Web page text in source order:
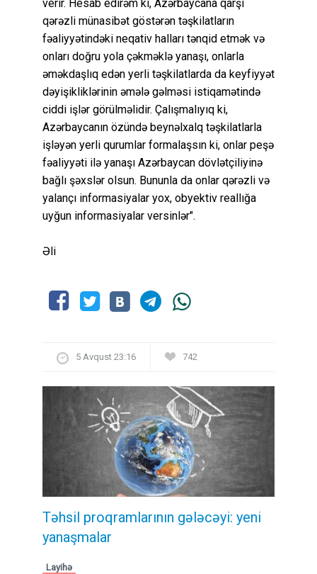
verir. Hesab edirəm ki, Azərbaycana qarşı
qərəzli münasibət göstərən təşkilatların
fəaliyyətindəki neqativ halları tənqid etmək və
onları doğru yola çəkməklə yanaşı, onlarla
əməkdaşlıq edən yerli təşkilatlarda da keyfiyyət
dəyişikliklərinin əmələ gəlməsi istiqamətində
ciddi işlər görülməlidir. Çalışmalıyıq ki,
Azərbaycanın özündə beynəlxalq təşkilatlarla
işləyən yerli qurumlar formalaşsın ki, onlar peşə
fəaliyyəti ilə yanaşı Azərbaycan dövlətçiliyinə
bağlı şəxslər olsun. Bununla da onlar qərəzli və
yalançı informasiyalar yox, obyektiv reallığa
uyğun informasiyalar versinlər".
Əli
5 Avqust 23:16 742
Təhsil proqramlarının gələcəyi: yeni
yanaşmalar
Layihə